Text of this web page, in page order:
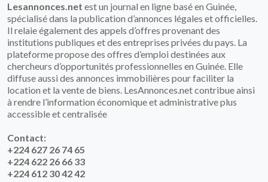
Lesannonces.net est un journal en ligne basé en Guinée,
spécialisé dans la publication d’annonces légales et officielles.
Il relaie également des appels d’offres provenant des
institutions publiques et des entreprises privées du pays. La
plateforme propose des offres d’emploi destinées aux
chercheurs d’opportunités professionnelles en Guinée. Elle
diffuse aussi des annonces immobilières pour faciliter la
location et la vente de biens. LesAnnonces.net contribue ainsi
à rendre l’information économique et administrative plus
accessible et centralisée
Contact:
+224 627 26 74 65
+224 622 26 66 33
+224 612 30 42 42